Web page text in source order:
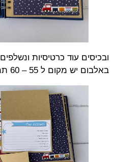
ובכיסים עוד כרטיסיות ונשלפים
באלבום יש מקום ל 55 – 60 תמונות / כרטיסיות